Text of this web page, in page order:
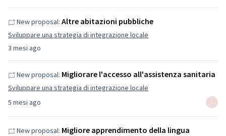
3 mesi ago
New proposal: Altre abitazioni pubbliche
Sviluppare una strategia di integrazione locale
5 mesi ago
New proposal: Migliorare l'accesso all'assistenza sanitaria
Sviluppare una strategia di integrazione locale
New proposal: Migliore apprendimento della lingua